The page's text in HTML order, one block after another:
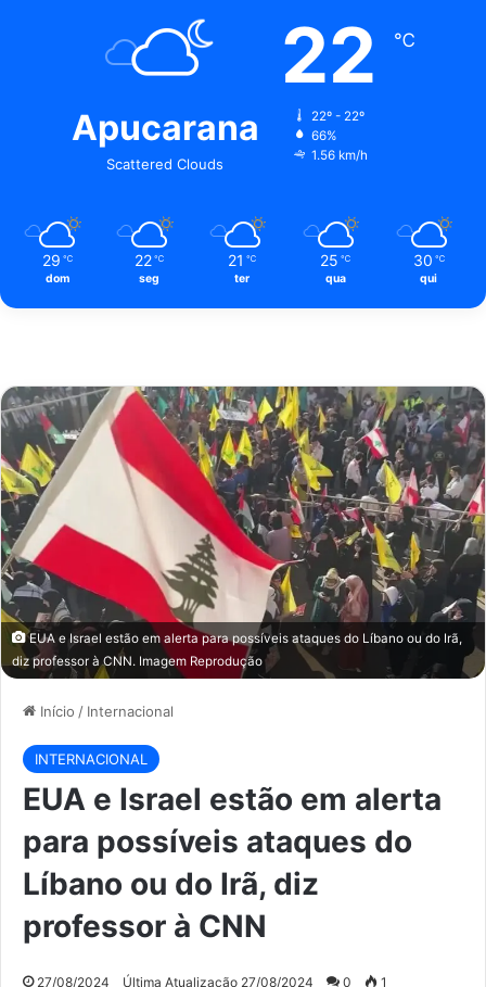
EUA e Israel estão em alerta para possíveis ataques do Líbano ou do Irã,
diz professor à CNN. Imagem Reprodução
Início / Internacional
INTERNACIONAL
EUA e Israel estão em alerta
para possíveis ataques do
Líbano ou do Irã, diz
professor à CNN
27/08/2024 Última Atualização 27/08/2024 0 1
Apucarana
Scattered Clouds
22 ℃
22º - 22º
66%
1.56 km/h
29 ℃
dom
22 ℃
seg
21 ℃
ter
25 ℃
qua
30 ℃
qui